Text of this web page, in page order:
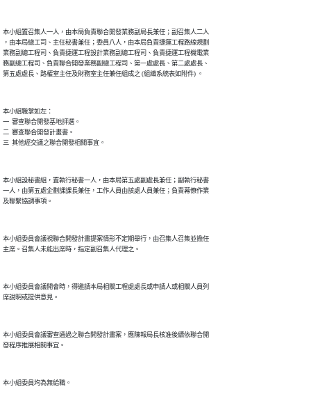
本小組置召集人一人，由本局負責聯合開發業務副局長兼任；副召集人二人
，由本局總工司、主任秘書兼任；委員八人，由本局負責捷運工程路線規劃
業務副總工程司、負責捷運工程設計業務副總工程司、負責捷運工程機電業
務副總工程司、負責聯合開發業務副總工程司、第一處處長、第二處處長、
第五處處長、路權室主任及財務室主任兼任組成之 (組織系統表如附件) 。
本小組職掌如左：
一  審查聯合開發基地評選。
二  審查聯合開發計畫書。
三  其他經交議之聯合開發相關事宜。
本小組設秘書組，置執行秘書一人，由本局第五處副處長兼任；副執行秘書
一人，由第五處企劃課課長兼任，工作人員由該處人員兼任；負責幕僚作業
及聯繫協調事項。
本小組委員會議視聯合開發計畫提案情形不定期舉行，由召集人召集並擔任
主席。召集人未能出席時，指定副召集人代理之。
本小組委員會議開會時，得邀請本局相關工程處處長或申請人或相關人員列
席說明或提供意見。
本小組委員會議審查通過之聯合開發計畫案，應陳報局長核准後續依聯合開
發程序推展相關事宜。
本小組委員均為無給職。